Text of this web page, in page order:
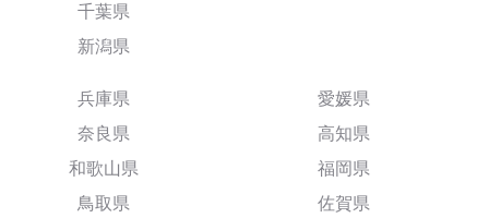
千葉県
新潟県
兵庫県
奈良県
和歌山県
鳥取県
愛媛県
高知県
福岡県
佐賀県